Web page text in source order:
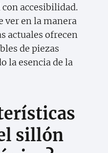
accesibilidad.
ver en la manera
actuales ofrecen
de piezas
la esencia de la
sillón